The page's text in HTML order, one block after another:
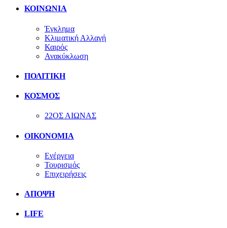
ΚΟΙΝΩΝΙΑ
Έγκλημα
Κλιματική Αλλαγή
Καιρός
Ανακύκλωση
ΠΟΛΙΤΙΚΗ
ΚΟΣΜΟΣ
22ΟΣ ΑΙΩΝΑΣ
ΟΙΚΟΝΟΜΙΑ
Ενέργεια
Τουρισμός
Επιχειρήσεις
ΑΠΟΨΗ
LIFE